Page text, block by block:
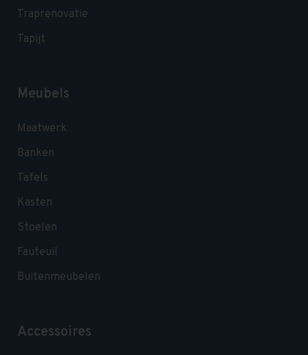
Traprenovatie
Tapijt
Meubels
Maatwerk
Banken
Tafels
Kasten
Stoelen
Fauteuil
Buitenmeubelen
Accessoires